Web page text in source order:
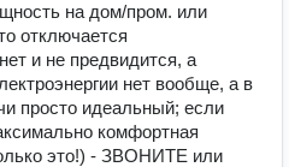
на дом/пром. или
отключается
и не предвидится, а
нет вообще, а в
просто идеальный; если
комфортная
это!) - ЗВОНИТЕ или